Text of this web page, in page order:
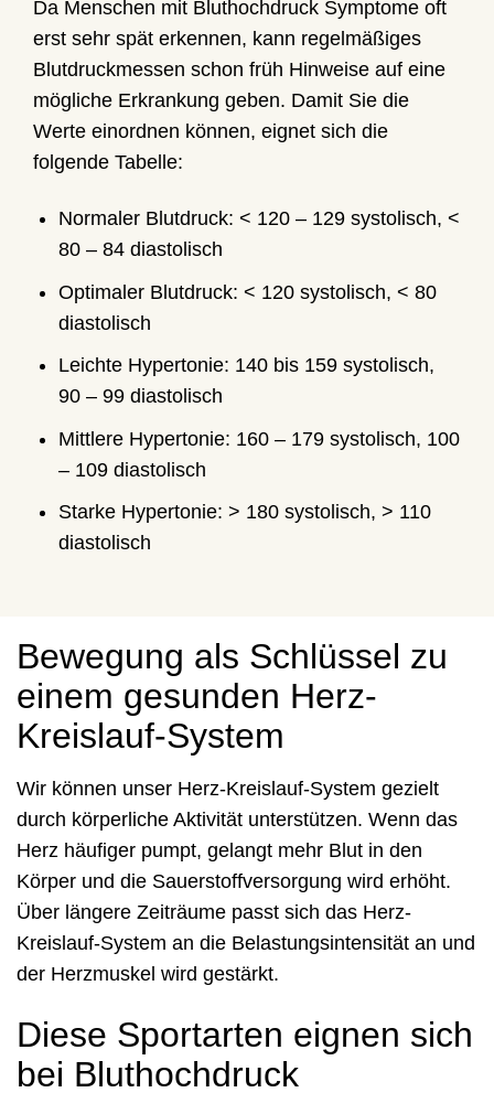
Da Menschen mit Bluthochdruck Symptome oft
erst sehr spät erkennen, kann regelmäßiges
Blutdruckmessen schon früh Hinweise auf eine
mögliche Erkrankung geben. Damit Sie die
Werte einordnen können, eignet sich die
folgende Tabelle:
Normaler Blutdruck: < 120 – 129 systolisch, <
80 – 84 diastolisch
Optimaler Blutdruck: < 120 systolisch, < 80
diastolisch
Leichte Hypertonie: 140 bis 159 systolisch,
90 – 99 diastolisch
Mittlere Hypertonie: 160 – 179 systolisch, 100
– 109 diastolisch
Starke Hypertonie: > 180 systolisch, > 110
diastolisch
Bewegung als Schlüssel zu
einem gesunden Herz-
Kreislauf-System
Wir können unser Herz-Kreislauf-System gezielt
durch körperliche Aktivität unterstützen. Wenn das
Herz häufiger pumpt, gelangt mehr Blut in den
Körper und die Sauerstoffversorgung wird erhöht.
Über längere Zeiträume passt sich das Herz-
Kreislauf-System an die Belastungsintensität an und
der Herzmuskel wird gestärkt.
Diese Sportarten eignen sich
bei Bluthochdruck